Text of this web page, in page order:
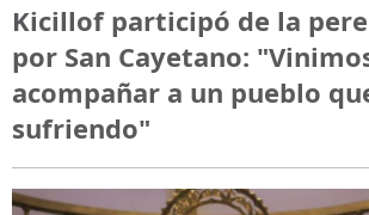
Kicillof participó de la
por San Cayetano:
acompañar a un pueblo
sufriendo"